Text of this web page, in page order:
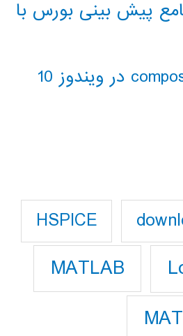
پیش بینی بورس با
HSPICE
MATLAB